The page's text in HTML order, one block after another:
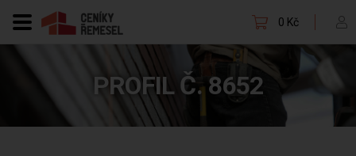
0 Kč
PROFIL Č. 8652